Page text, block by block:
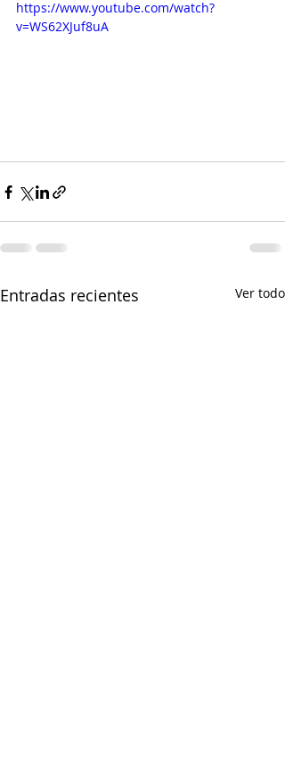
https://www.youtube.com/watch?
v=WS62XJuf8uA
Entradas recientes Ver todo